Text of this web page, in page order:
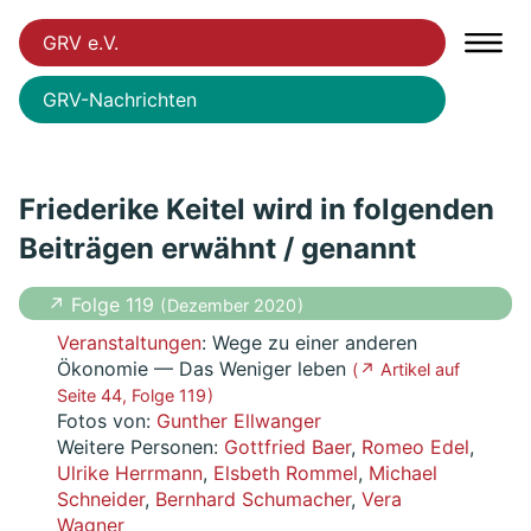
GRV e.V.
GRV-Nachrichten
Friederike Keitel wird in folgenden
Beiträgen erwähnt / genannt
↗ Folge 119 ( Dezember 2020 )
Veranstaltungen: Wege zu einer anderen
Ökonomie — Das Weniger leben ( ↗ Artikel auf
Seite 44, Folge 119 )
Fotos von: Gunther Ellwanger
Weitere Personen: Gottfried Baer, Romeo Edel,
Ulrike Herrmann, Elsbeth Rommel, Michael
Schneider, Bernhard Schumacher, Vera
Wagner